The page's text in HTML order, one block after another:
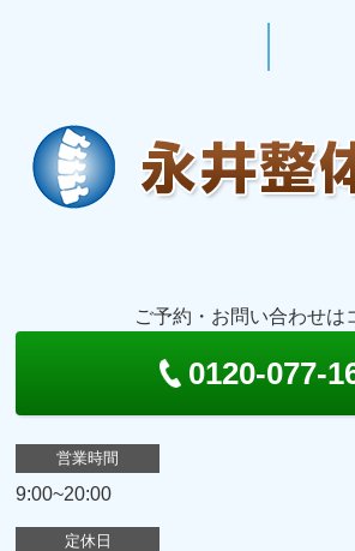
ご予約・お問い合わせは
0120-077-
営業時間
9:00~20:00
定休日